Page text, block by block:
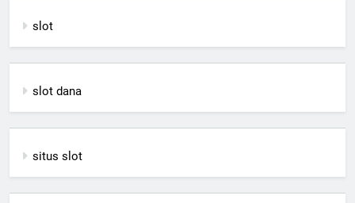
slot
slot dana
situs slot